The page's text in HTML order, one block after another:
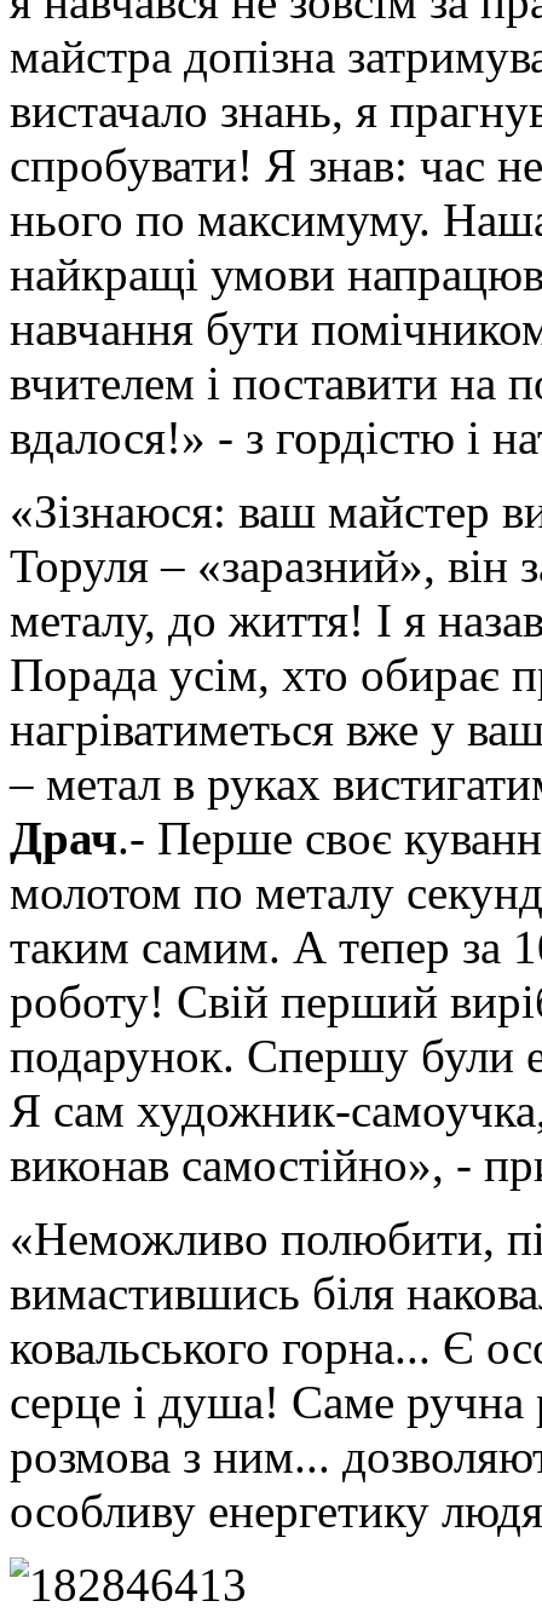
майстра допізна
вистачало знань, я
спробувати! Я знав: час
нього по максимуму.
найкращі умови
навчання бути
вчителем і поставити на
вдалося!» - з гордістю і
«Зізнаюся: ваш майстер
Торуля – «заразний», він
металу, до життя! І я
Порада усім, хто обирає
нагріватиметься вже у
– метал в руках
Драч.- Перше своє
молотом по металу
таким самим. А тепер за
роботу! Свій перший
подарунок. Спершу були
Я сам художник-самоучка,
виконав самостійно», -
«Неможливо полюбити,
вимастившись біля
ковальського горна... Є
серце і душа! Саме ручна
розмова з ним...
особливу енергетику